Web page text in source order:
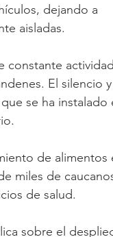
dejando a
aisladas.
constante
El silencio
se ha instalado
de alimentos
miles de
de salud.
sobre el